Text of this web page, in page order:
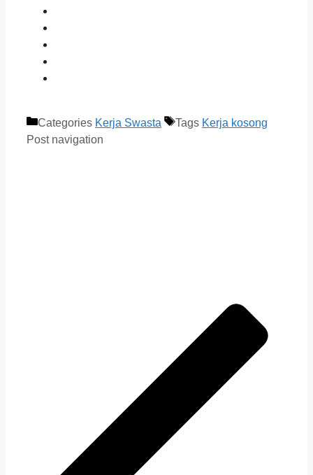
Categories Kerja Swasta Tags Kerja kosong
Post navigation